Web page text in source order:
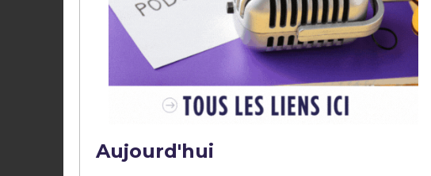
Aujourd'hui